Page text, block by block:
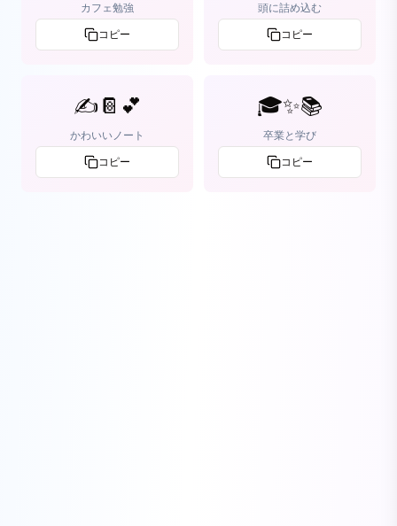
カフェ勉強
コピー
頭に詰め込む
コピー
✍️📔💕
かわいいノート
コピー
🎓✨📚
卒業と学び
コピー